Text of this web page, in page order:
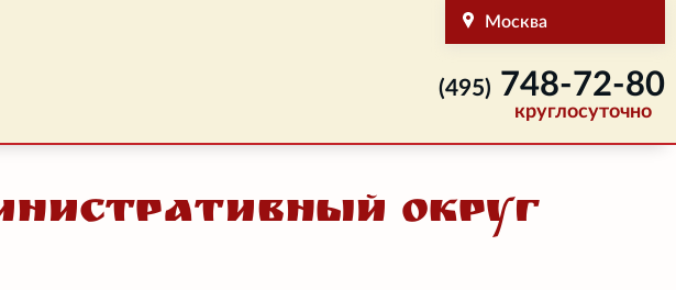
Москва
(495) 748-72-80
круглосуточно
округ